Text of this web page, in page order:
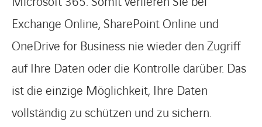
Exchange Online, SharePoint Online und
OneDrive for Business nie wieder den Zugriff
auf Ihre Daten oder die Kontrolle darüber. Das
ist die einzige Möglichkeit, Ihre Daten
vollständig zu schützen und zu sichern.